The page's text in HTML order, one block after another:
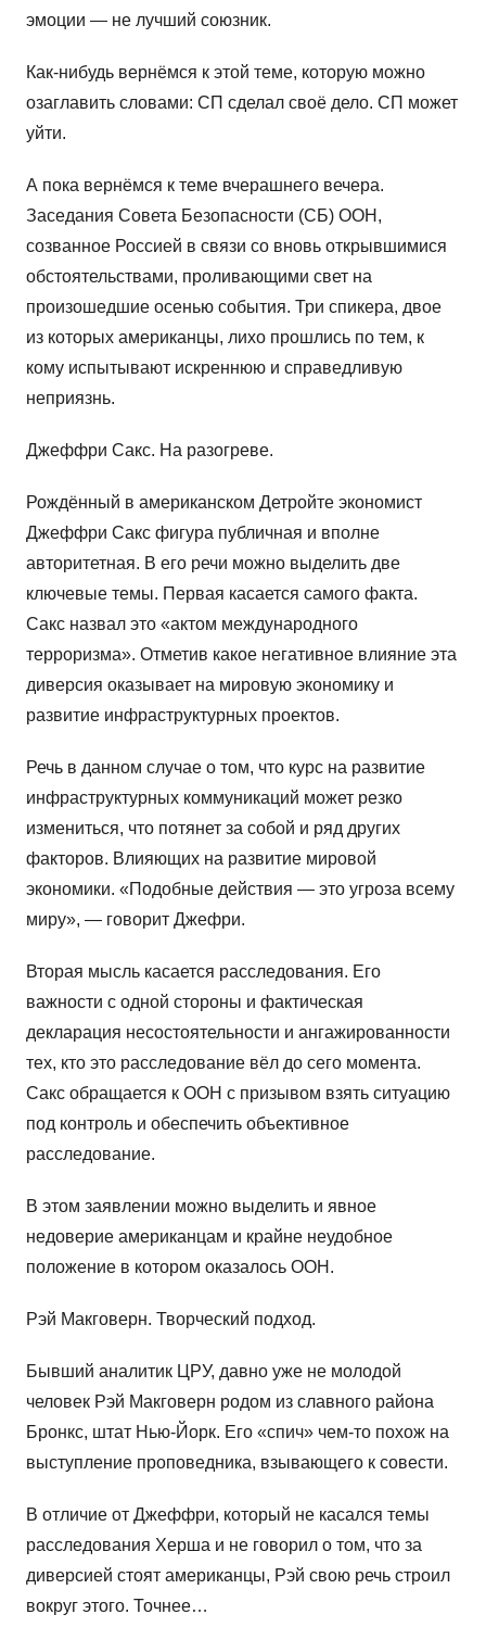
эмоции — не лучший союзник.
Как-нибудь вернёмся к этой теме, которую можно
озаглавить словами: СП сделал своё дело. СП может
уйти.
А пока вернёмся к теме вчерашнего вечера.
Заседания Совета Безопасности (СБ) ООН,
созванное Россией в связи со вновь открывшимися
обстоятельствами, проливающими свет на
произошедшие осенью события. Три спикера, двое
из которых американцы, лихо прошлись по тем, к
кому испытывают искреннюю и справедливую
неприязнь.
Джеффри Сакс. На разогреве.
Рождённый в американском Детройте экономист
Джеффри Сакс фигура публичная и вполне
авторитетная. В его речи можно выделить две
ключевые темы. Первая касается самого факта.
Сакс назвал это «актом международного
терроризма». Отметив какое негативное влияние эта
диверсия оказывает на мировую экономику и
развитие инфраструктурных проектов.
Речь в данном случае о том, что курс на развитие
инфраструктурных коммуникаций может резко
измениться, что потянет за собой и ряд других
факторов. Влияющих на развитие мировой
экономики. «Подобные действия — это угроза всему
миру», — говорит Джефри.
Вторая мысль касается расследования. Его
важности с одной стороны и фактическая
декларация несостоятельности и ангажированности
тех, кто это расследование вёл до сего момента.
Сакс обращается к ООН с призывом взять ситуацию
под контроль и обеспечить объективное
расследование.
В этом заявлении можно выделить и явное
недоверие американцам и крайне неудобное
положение в котором оказалось ООН.
Рэй Макговерн. Творческий подход.
Бывший аналитик ЦРУ, давно уже не молодой
человек Рэй Макговерн родом из славного района
Бронкс, штат Нью-Йорк. Его «спич» чем-то похож на
выступление проповедника, взывающего к совести.
В отличие от Джеффри, который не касался темы
расследования Херша и не говорил о том, что за
диверсией стоят американцы, Рэй свою речь строил
вокруг этого. Точнее…